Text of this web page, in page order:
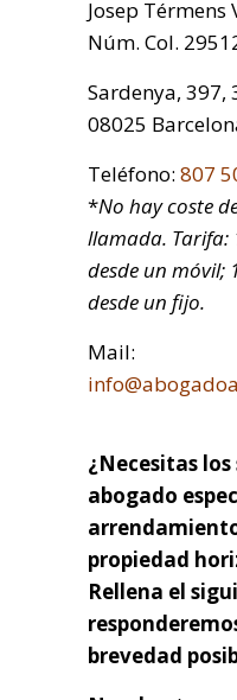
Josep Térmens
Núm. Col.
Sardenya, 397,
08025
Teléfono: 807
*No hay coste
llamada. Tarifa:
desde un móvil;
desde un fijo.
Mail:
¿Necesitas
abogado
propiedad
Rellena el
brevedad